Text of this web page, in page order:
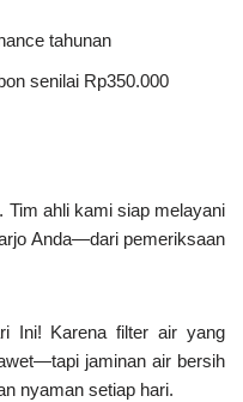
tahunan
senilai Rp350.000
. Tim ahli kami siap melayani
Anda—dari pemeriksaan
Ini! Karena filter air yang
jaminan air bersih
nyaman setiap hari.